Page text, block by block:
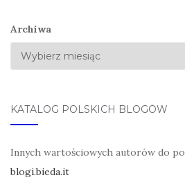
Archiwa
KATALOG POLSKICH BLOGÓW
Innych wartościowych autorów do
blogi.bieda.it